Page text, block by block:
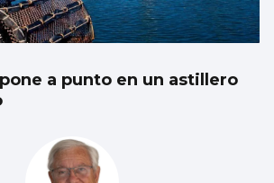
a punto en un astillero